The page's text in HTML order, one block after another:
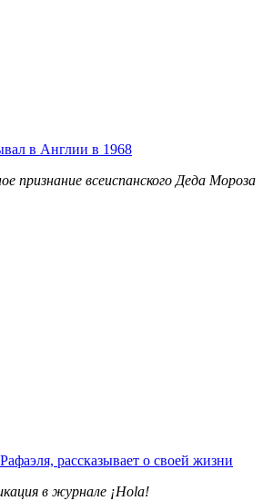
в Англии в 1968
признание всеиспанского Деда Мороза
рассказывает о своей жизни
в журнале ¡Hola!